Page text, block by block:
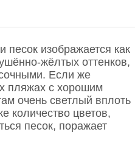
песок изображается как
жёлтых оттенков,
Если же
пляжах с хорошим
очень светлый вплоть
количество цветов,
песок, поражает